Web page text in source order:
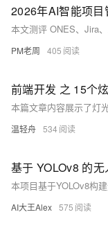
PM老周 405
前端开发 之 15个
温轻舟 534
AI大王Alex 575